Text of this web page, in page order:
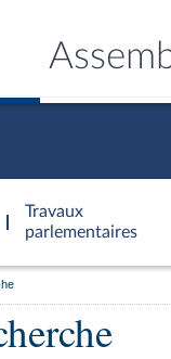
Travaux
parlementaires